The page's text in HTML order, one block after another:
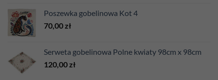
Poszewka gobelinowa Kot 4
70,00 zł
Serweta gobelinowa Polne kwiaty 98cm x 98cm
120,00 zł